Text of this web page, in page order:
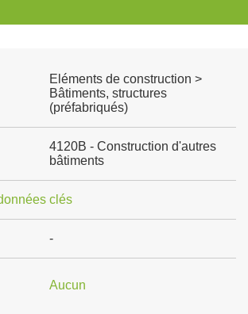
Eléments de construction >
Bâtiments, structures
(préfabriqués)
4120B - Construction d'autres
bâtiments
clés
-
Aucun